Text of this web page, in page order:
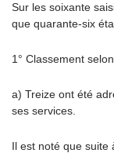
Sur les soixante
que quarante-six
1° Classement
a) Treize ont été
ses services.
Il est noté que suite